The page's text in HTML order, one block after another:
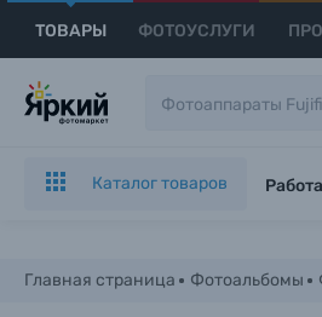
ТОВАРЫ ФОТОУСЛУГИ
Каталог товаров
Главная страница Фотоальбомы